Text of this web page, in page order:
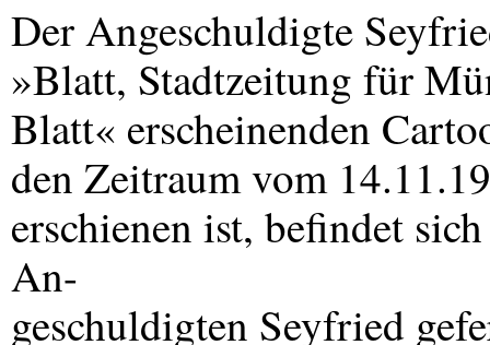
Der Angeschuldigte
»Blatt, Stadtzeitung für
Blatt« erscheinenden
den Zeitraum vom
erschienen ist, befindet
An-
geschuldigten Seyfried